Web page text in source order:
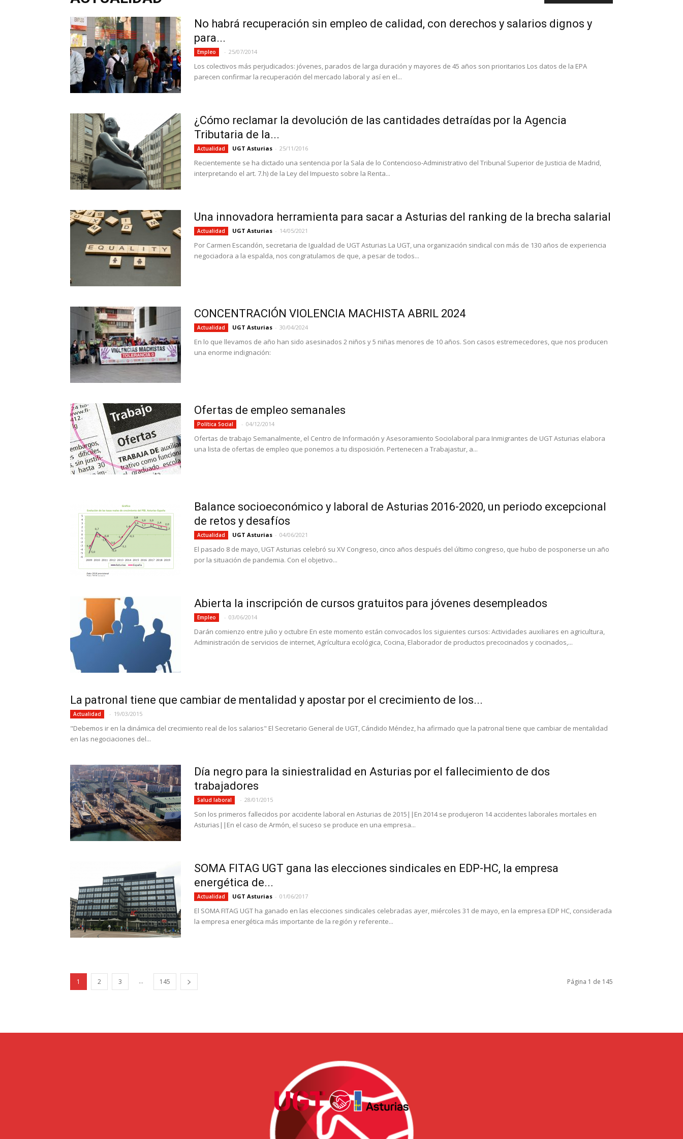
No habrá recuperación sin empleo de calidad, con derechos y salarios dignos y
para...
Empleo - 25/07/2014
Los colectivos más perjudicados: jóvenes, parados de larga duración y mayores de 45 años son prioritarios Los datos de la EPA
parecen confirmar la recuperación del mercado laboral y así en el...
¿Cómo reclamar la devolución de las cantidades detraídas por la Agencia
Tributaria de la...
Actualidad UGT Asturias - 25/11/2016
Recientemente se ha dictado una sentencia por la Sala de lo Contencioso-Administrativo del Tribunal Superior de Justicia de Madrid,
interpretando el art. 7.h) de la Ley del Impuesto sobre la Renta...
Una innovadora herramienta para sacar a Asturias del ranking de la brecha salarial
Actualidad UGT Asturias - 14/05/2021
Por Carmen Escandón, secretaria de Igualdad de UGT Asturias La UGT, una organización sindical con más de 130 años de experiencia
negociadora a la espalda, nos congratulamos de que, a pesar de todos...
CONCENTRACIÓN VIOLENCIA MACHISTA ABRIL 2024
Actualidad UGT Asturias - 30/04/2024
En lo que llevamos de año han sido asesinados 2 niños y 5 niñas menores de 10 años. Son casos estremecedores, que nos producen
una enorme indignación:
Ofertas de empleo semanales
Política Social - 04/12/2014
Ofertas de trabajo Semanalmente, el Centro de Información y Asesoramiento Sociolaboral para Inmigrantes de UGT Asturias elabora
una lista de ofertas de empleo que ponemos a tu disposición. Pertenecen a Trabajastur, a...
Balance socioeconómico y laboral de Asturias 2016-2020, un periodo excepcional
de retos y desafíos
Actualidad UGT Asturias - 04/06/2021
El pasado 8 de mayo, UGT Asturias celebró su XV Congreso, cinco años después del último congreso, que hubo de posponerse un año
por la situación de pandemia. Con el objetivo...
Abierta la inscripción de cursos gratuitos para jóvenes desempleados
Empleo - 03/06/2014
Darán comienzo entre julio y octubre En este momento están convocados los siguientes cursos: Actividades auxiliares en agricultura,
Administración de servicios de internet, Agrícultura ecológica, Cocina, Elaborador de productos precocinados y cocinados,...
La patronal tiene que cambiar de mentalidad y apostar por el crecimiento de los...
Actualidad - 19/03/2015
"Debemos ir en la dinámica del crecimiento real de los salarios" El Secretario General de UGT, Cándido Méndez, ha afirmado que la patronal tiene que cambiar de mentalidad
en las negociaciones del...
Día negro para la siniestralidad en Asturias por el fallecimiento de dos
trabajadores
Salud laboral - 28/01/2015
Son los primeros fallecidos por accidente laboral en Asturias de 2015||En 2014 se produjeron 14 accidentes laborales mortales en
Asturias||En el caso de Armón, el suceso se produce en una empresa...
SOMA FITAG UGT gana las elecciones sindicales en EDP-HC, la empresa
energética de...
Actualidad UGT Asturias - 01/06/2017
El SOMA FITAG UGT ha ganado en las elecciones sindicales celebradas ayer, miércoles 31 de mayo, en la empresa EDP HC, considerada
la empresa energética más importante de la región y referente...
1 2 3 ... 145 Página 1 de 145